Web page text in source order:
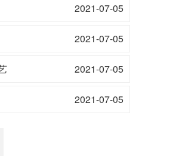
2021-07-05
2021-07-05
2021-07-05
2021-07-05